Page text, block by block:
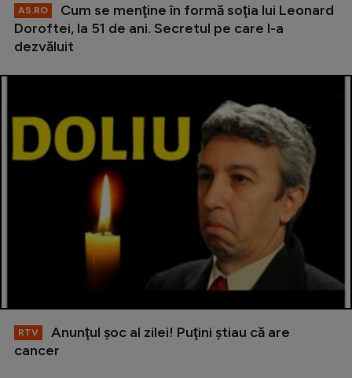
AS.RO
Cum se menţine în formă soţia lui Leonard
Doroftei, la 51 de ani. Secretul pe care l-a
dezvăluit
RTV
Anunţul şoc al zilei! Puţini ştiau că are
cancer